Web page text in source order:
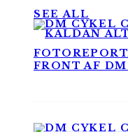
SEE ALL
FRONT AF